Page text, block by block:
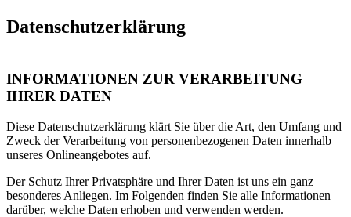
Datenschutzerklärung
INFORMATIONEN ZUR VERARBEITUNG
IHRER DATEN
Diese Datenschutzerklärung klärt Sie über die Art, den Umfang und
Zweck der Verarbeitung von personenbezogenen Daten innerhalb
unseres Onlineangebotes auf.
Der Schutz Ihrer Privatsphäre und Ihrer Daten ist uns ein ganz
besonderes Anliegen. Im Folgenden finden Sie alle Informationen
darüber, welche Daten erhoben und verwenden werden.